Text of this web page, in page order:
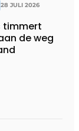
28 JULI 2026
timmert
de weg